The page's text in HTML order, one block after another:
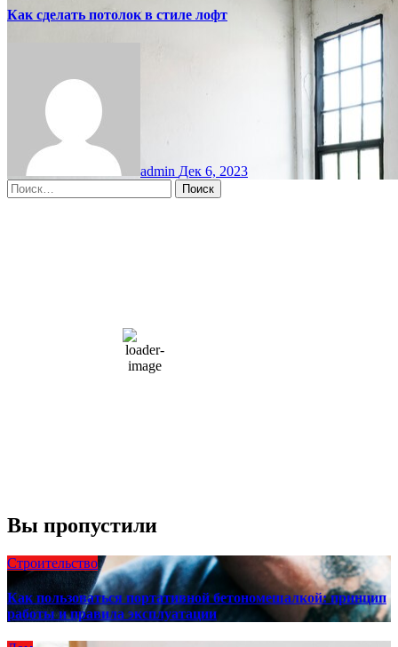
Как сделать потолок в стиле лофт
admin Дек 6, 2023
Найти:
66 %
1004 мб
10 mph
Вы пропустили
Строительство
Как пользоваться портативной бетономешалкой: принцип
работы и правила эксплуатации